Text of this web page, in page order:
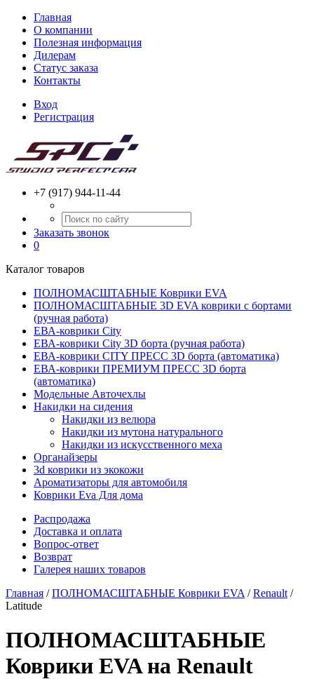
Главная
О компании
Полезная информация
Дилерам
Статус заказа
Контакты
Вход
Регистрация
+7 (917) 944-11-44
Заказать звонок
0
Каталог товаров
ПОЛНОМАСШТАБНЫЕ Коврики EVA
ПОЛНОМАСШТАБНЫЕ 3D EVA коврики с бортами
(ручная работа)
ЕВА-коврики City
ЕВА-коврики City 3D борта (ручная работа)
ЕВА-коврики CITY ПРЕСС 3D борта (автоматика)
ЕВА-коврики ПРЕМИУМ ПРЕСС 3D борта
(автоматика)
Модельные Авточехлы
Накидки на сидения
Накидки из велюра
Накидки из мутона натурального
Накидки из искусственного меха
Органайзеры
3d коврики из экокожи
Ароматизаторы для автомобиля
Коврики Eva Для дома
Распродажа
Доставка и оплата
Вопрос-ответ
Возврат
Галерея наших товаров
Главная /ПОЛНОМАСШТАБНЫЕ Коврики EVA /Renault /
Latitude
ПОЛНОМАСШТАБНЫЕ
Коврики EVA на Renault